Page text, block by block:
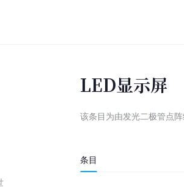
LED显示屏
该条目为由发光二极管点
条目